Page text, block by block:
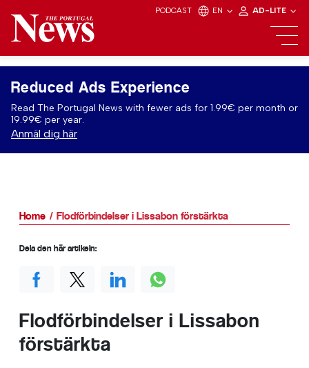
PODCAST EN AD-LITE
Reduced Ads Experience
Read The Portugal News with fewer ads for 1.99€ per month or
19.99€ per year.
Anmäl dig här
Home Flodförbindelser i Lissabon förstärkta
Flodförbindelser i Lissabon
förstärkta
Dela den här artikeln: